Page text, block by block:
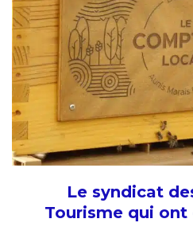
Le syndicat
Tourisme qui ont